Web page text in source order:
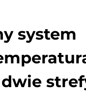
system
dwie